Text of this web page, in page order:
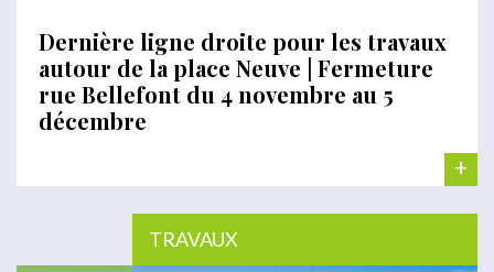
Dernière ligne droite pour les travaux
autour de la place Neuve | Fermeture
rue Bellefont du 4 novembre au 5
décembre
+
TRAVAUX